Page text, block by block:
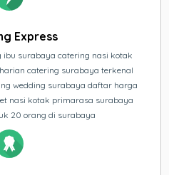
Express
surabaya catering nasi kotak
catering surabaya terkenal
wedding surabaya daftar harga
nasi kotak primarasa surabaya
20 orang di surabaya